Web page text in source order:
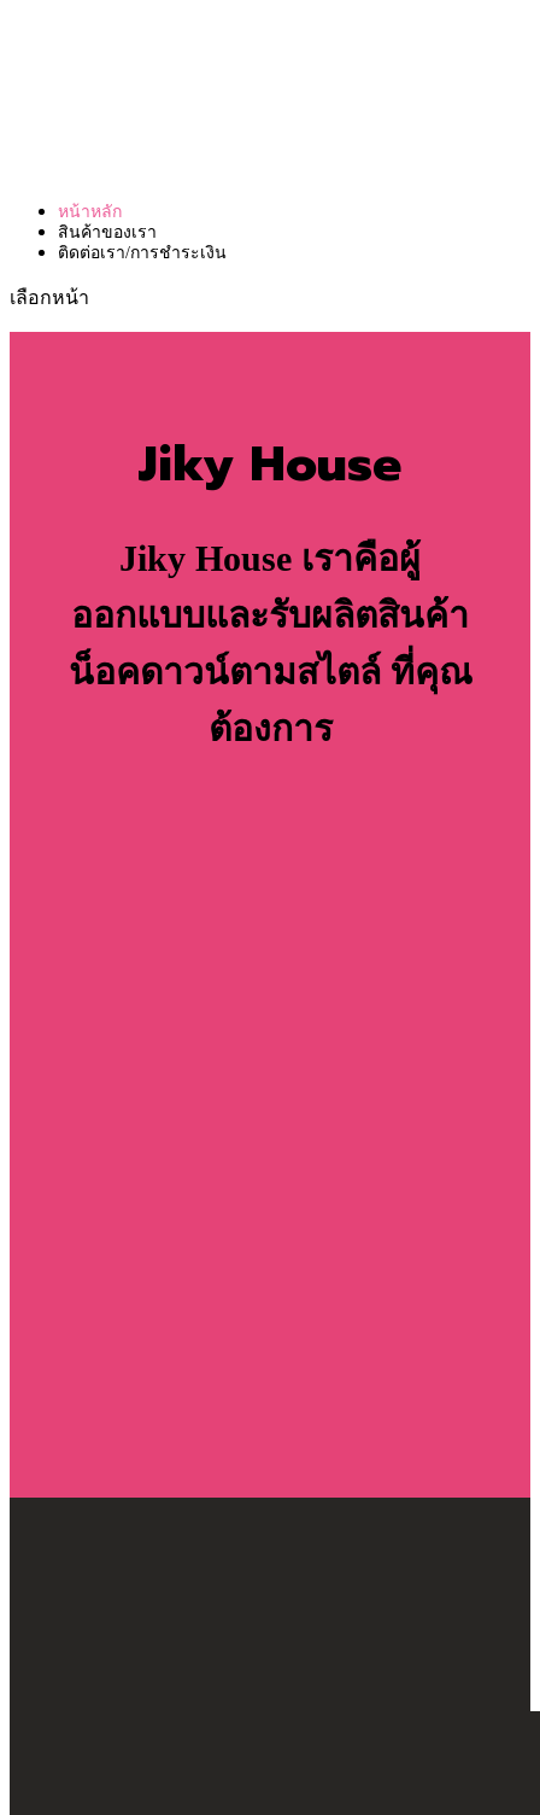
หน้าหลัก
สินค้าของเรา
ติดต่อเรา/การชำระเงิน
เลือกหน้า
Jiky House
Jiky House เราคือผู้
ออกแบบและรับผลิตสินค้า
น็อคดาวน์ตามสไตล์ ที่คุณ
ต้องการ